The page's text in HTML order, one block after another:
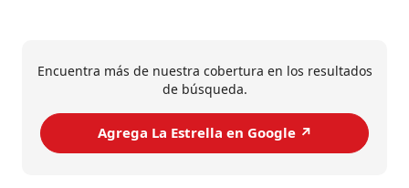
Encuentra más de nuestra cobertura en los resultados
de búsqueda.
Agrega La Estrella en Google ↗️